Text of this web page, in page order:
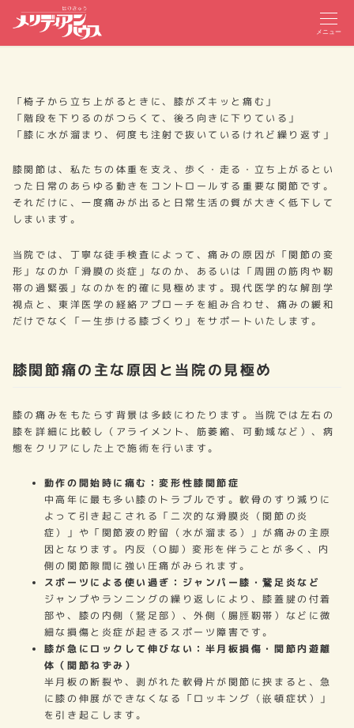
メニュー
「椅子から立ち上がるときに、膝がズキッと痛む」
「階段を下りるのがつらくて、後ろ向きに下りている」
「膝に水が溜まり、何度も注射で抜いているけれど繰り返す」
膝関節は、私たちの体重を支え、歩く・走る・立ち上がるとい
った日常のあらゆる動きをコントロールする重要な関節です。
それだけに、一度痛みが出ると日常生活の質が大きく低下して
しまいます。
当院では、丁寧な徒手検査によって、痛みの原因が「関節の変
形」なのか「滑膜の炎症」なのか、あるいは「周囲の筋肉や靭
帯の過緊張」なのかを的確に見極めます。現代医学的な解剖学
視点と、東洋医学の経絡アプローチを組み合わせ、痛みの緩和
だけでなく「一生歩ける膝づくり」をサポートいたします。
膝関節痛の主な原因と当院の見極め
膝の痛みをもたらす背景は多岐にわたります。当院では左右の
膝を詳細に比較し（アライメント、筋萎縮、可動域など）、病
態をクリアにした上で施術を行います。
動作の開始時に痛む：変形性膝関節症
中高年に最も多い膝のトラブルです。軟骨のすり減りに
よって引き起こされる「二次的な滑膜炎（関節の炎
症）」や「関節液の貯留（水が溜まる）」が痛みの主原
因となります。内反（O脚）変形を伴うことが多く、内
側の関節隙間に強い圧痛がみられます。
スポーツによる使い過ぎ：ジャンパー膝・鵞足炎など
ジャンプやランニングの繰り返しにより、膝蓋腱の付着
部や、膝の内側（鵞足部）、外側（腸脛靭帯）などに微
細な損傷と炎症が起きるスポーツ障害です。
膝が急にロックして伸びない：半月板損傷・関節内遊離
体（関節ねずみ）
半月板の断裂や、剥がれた軟骨片が関節に挟まると、急
に膝の伸展ができなくなる「ロッキング（嵌頓症状）」
を引き起こします。